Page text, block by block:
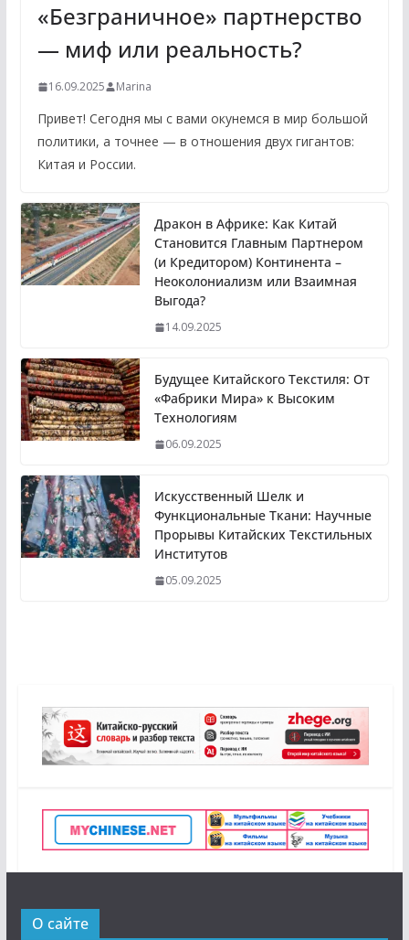
«Безграничное» партнерство
— миф или реальность?
16.09.2025 Marina
Привет! Сегодня мы с вами окунемся в мир большой
политики, а точнее — в отношения двух гигантов:
Китая и России.
Дракон в Африке: Как Китай
Становится Главным Партнером
(и Кредитором) Континента –
Неоколониализм или Взаимная
Выгода?
14.09.2025
Будущее Китайского Текстиля: От
«Фабрики Мира» к Высоким
Технологиям
06.09.2025
Искусственный Шелк и
Функциональные Ткани: Научные
Прорывы Китайских Текстильных
Институтов
05.09.2025
О сайте